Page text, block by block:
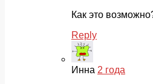
Как это
Reply
Инна 2 года